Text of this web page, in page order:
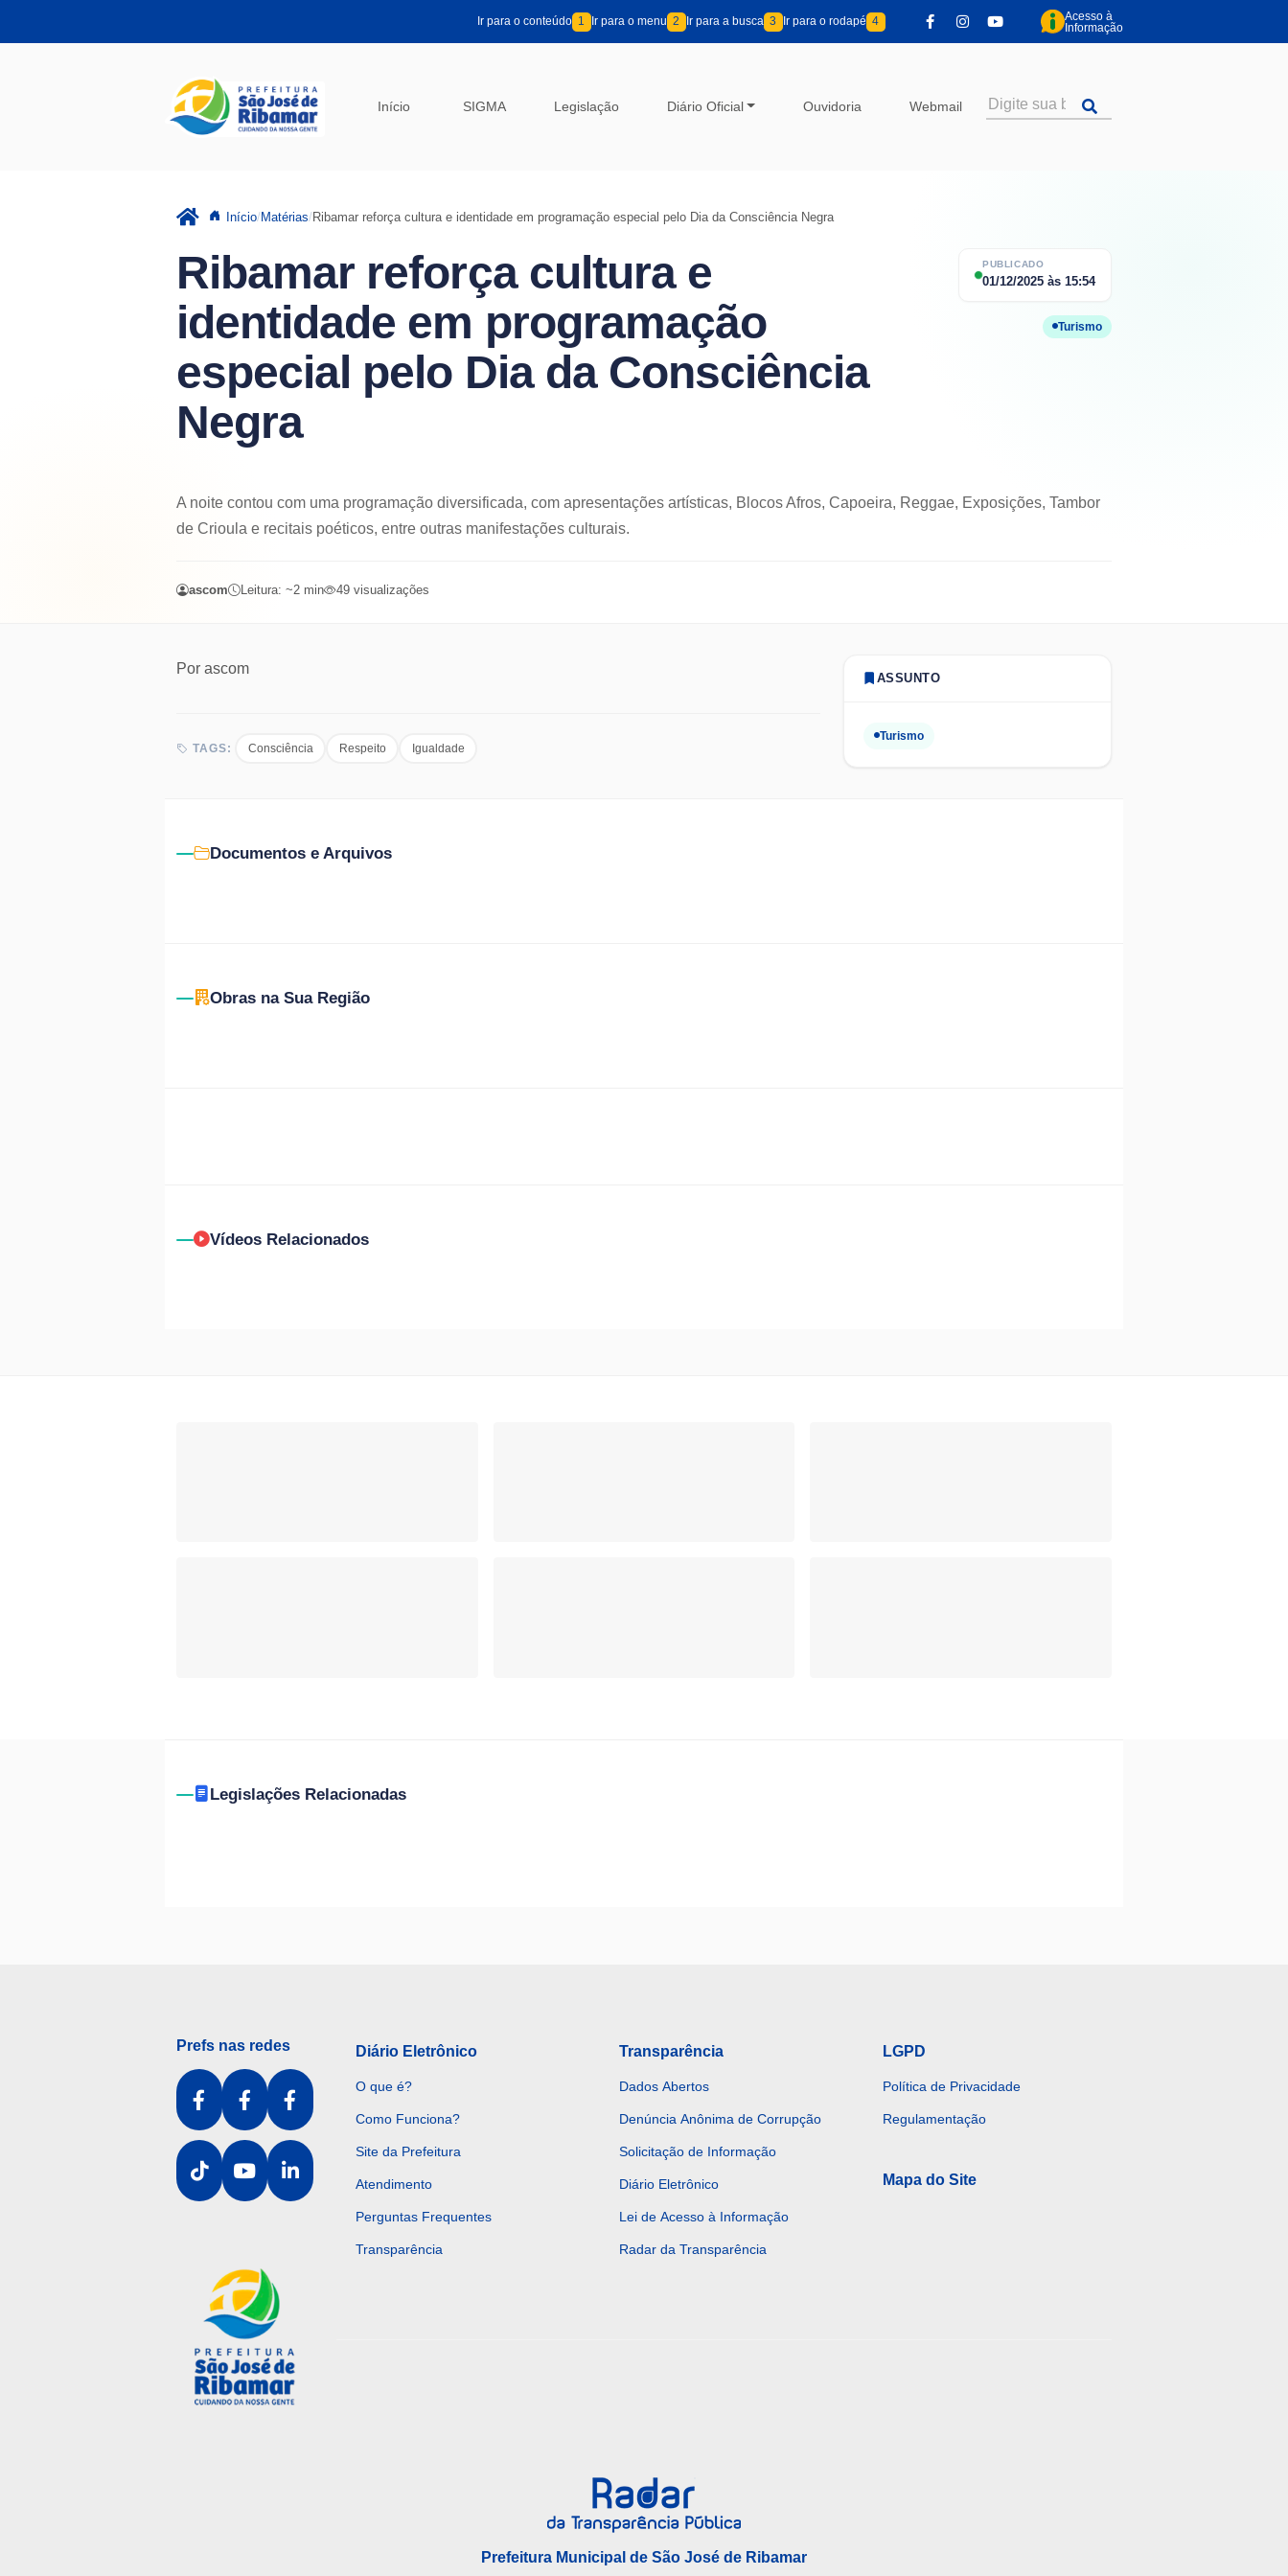
Ir para o conteúdo 1 Ir para o menu 2 Ir para a busca 3 Ir para o rodapé 4
Acesso à
Informação
Início SIGMA Legislação Diário Oficial Ouvidoria Webmail
Início Matérias Ribamar reforça cultura e identidade em programação especial pelo Dia da Consciência Negra
Ribamar reforça cultura e
identidade em programação
especial pelo Dia da Consciência
Negra
PUBLICADO
01/12/2025 às 15:54
Turismo
A noite contou com uma programação diversificada, com apresentações artísticas, Blocos Afros, Capoeira, Reggae, Exposições, Tambor
de Crioula e recitais poéticos, entre outras manifestações culturais.
ascom Leitura: ~2 min 49 visualizações
Por ascom
TAGS: Consciência Respeito Igualdade
ASSUNTO
Turismo
Documentos e Arquivos
Obras na Sua Região
Vídeos Relacionados
Legislações Relacionadas
Prefs nas redes Diário Eletrônico
O que é?
Como Funciona?
Site da Prefeitura
Atendimento
Perguntas Frequentes
Transparência
Transparência
Dados Abertos
Denúncia Anônima de Corrupção
Solicitação de Informação
Diário Eletrônico
Lei de Acesso à Informação
Radar da Transparência
LGPD
Política de Privacidade
Regulamentação
Mapa do Site
Prefeitura Municipal de São José de Ribamar